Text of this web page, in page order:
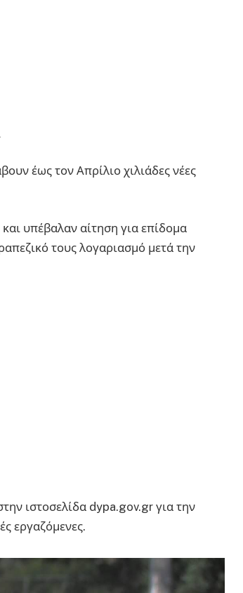
έως τον Απρίλιο χιλιάδες νέες
υπέβαλαν αίτηση για επίδομα
τους λογαριασμό μετά την
ιστοσελίδα dypa.gov.gr για την
εργαζόμενες.